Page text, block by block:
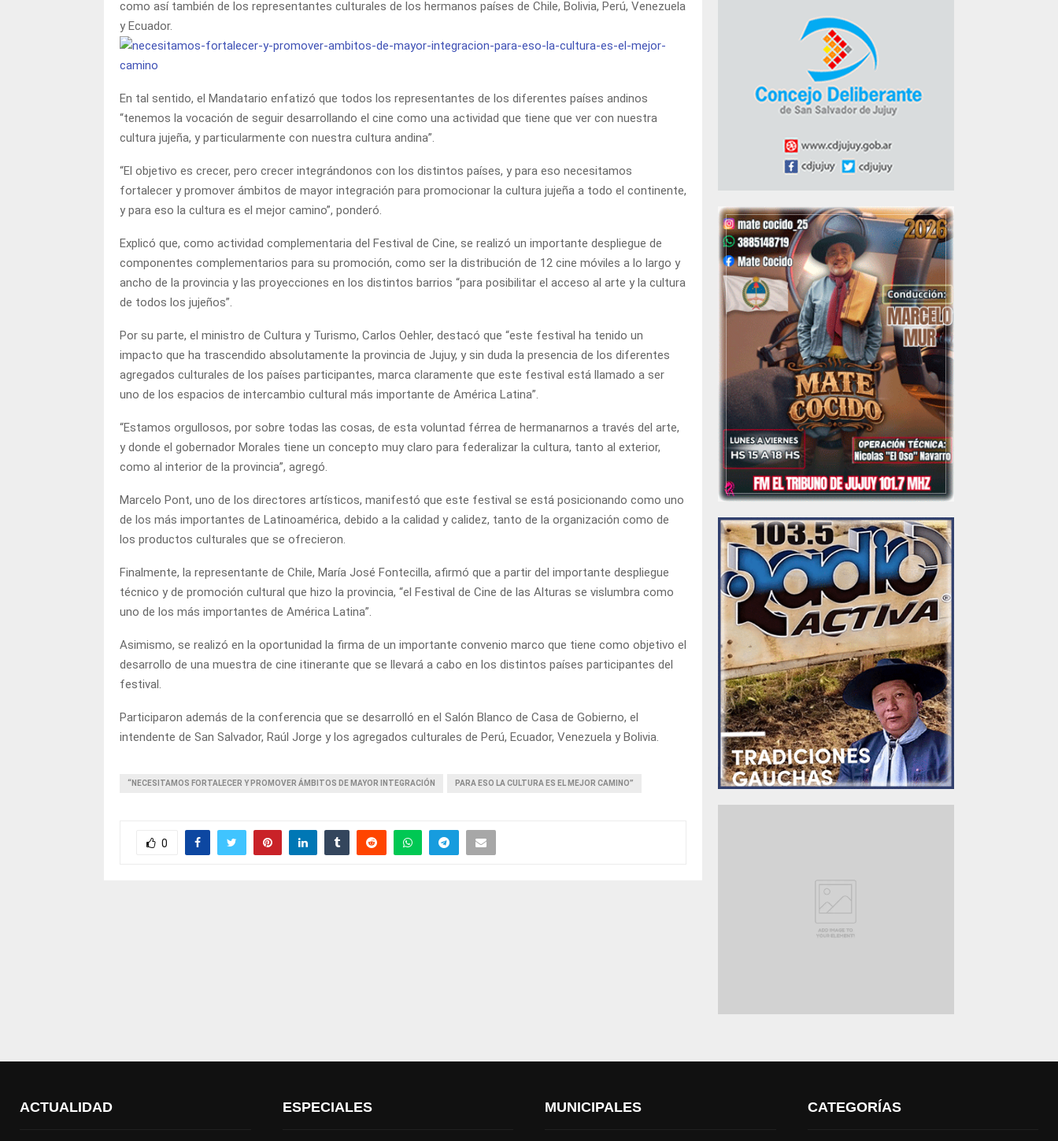
como así también de los representantes culturales de los hermanos países de Chile, Bolivia, Perú, Venezuela
y Ecuador.
En tal sentido, el Mandatario enfatizó que todos los representantes de los diferentes países andinos
“tenemos la vocación de seguir desarrollando el cine como una actividad que tiene que ver con nuestra
cultura jujeña, y particularmente con nuestra cultura andina”.
“El objetivo es crecer, pero crecer integrándonos con los distintos países, y para eso necesitamos
fortalecer y promover ámbitos de mayor integración para promocionar la cultura jujeña a todo el continente,
y para eso la cultura es el mejor camino”, ponderó.
Explicó que, como actividad complementaria del Festival de Cine, se realizó un importante despliegue de
componentes complementarios para su promoción, como ser la distribución de 12 cine móviles a lo largo y
ancho de la provincia y las proyecciones en los distintos barrios “para posibilitar el acceso al arte y la cultura
de todos los jujeños”.
Por su parte, el ministro de Cultura y Turismo, Carlos Oehler, destacó que “este festival ha tenido un
impacto que ha trascendido absolutamente la provincia de Jujuy, y sin duda la presencia de los diferentes
agregados culturales de los países participantes, marca claramente que este festival está llamado a ser
uno de los espacios de intercambio cultural más importante de América Latina”.
“Estamos orgullosos, por sobre todas las cosas, de esta voluntad férrea de hermanarnos a través del arte,
y donde el gobernador Morales tiene un concepto muy claro para federalizar la cultura, tanto al exterior,
como al interior de la provincia”, agregó.
Marcelo Pont, uno de los directores artísticos, manifestó que este festival se está posicionando como uno
de los más importantes de Latinoamérica, debido a la calidad y calidez, tanto de la organización como de
los productos culturales que se ofrecieron.
Finalmente, la representante de Chile, María José Fontecilla, afirmó que a partir del importante despliegue
técnico y de promoción cultural que hizo la provincia, “el Festival de Cine de las Alturas se vislumbra como
uno de los más importantes de América Latina”.
Asimismo, se realizó en la oportunidad la firma de un importante convenio marco que tiene como objetivo el
desarrollo de una muestra de cine itinerante que se llevará a cabo en los distintos países participantes del
festival.
Participaron además de la conferencia que se desarrolló en el Salón Blanco de Casa de Gobierno, el
intendente de San Salvador, Raúl Jorge y los agregados culturales de Perú, Ecuador, Venezuela y Bolivia.
“NECESITAMOS FORTALECER Y PROMOVER ÁMBITOS DE MAYOR INTEGRACIÓN PARA ESO LA CULTURA ES EL MEJOR CAMINO”
0
ACTUALIDAD ESPECIALES MUNICIPALES CATEGORÍAS